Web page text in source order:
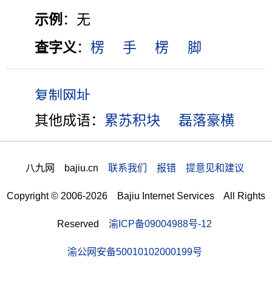
示例 ：无
查字义 ：楞 手 楞 脚
其他成语： 累苏积块 磊落豪横
八九网 bajiu.cn 联系我们 报错 提意见和建议
Copyright © 2006-2026 Bajiu Internet Services All Rights
Reserved 渝ICP备09004988号-12
渝公网安备50010102000199号